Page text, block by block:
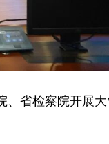
、省检察院开展